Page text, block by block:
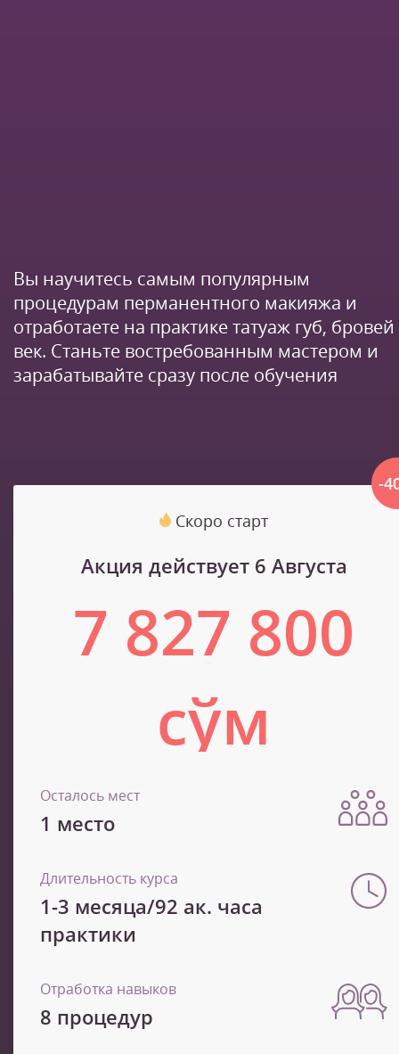
Вы научитесь самым популярным
процедурам перманентного макияжа и
отработаете на практике татуаж губ,
век. Станьте востребованным мастером и
зарабатывайте сразу после обучения
-
Скоро старт
Акция действует 6 Августа
7 827 800
сўм
Осталось мест
1 место
Длительность курса
1-3 месяца/92 ак. часа
практики
Отработка навыков
8 процедур